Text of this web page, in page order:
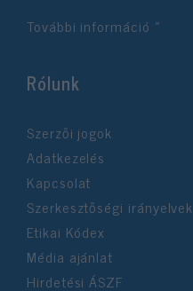
További információ »
Rólunk
Szerzői jogok
Adatkezelés
Kapcsolat
Szerkesztőségi irányelvek
Etikai Kódex
Média ajánlat
Hirdetési ÁSZF